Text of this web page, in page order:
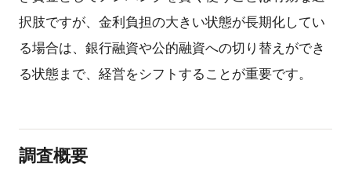
択肢ですが、金利負担の大きい状態が長期化してい
る場合は、銀行融資や公的融資への切り替えができ
る状態まで、経営をシフトすることが重要です。
調査概要